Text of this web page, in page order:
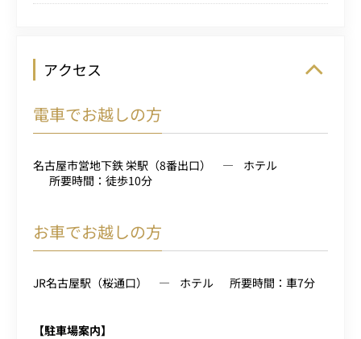
アクセス
電車でお越しの方
名古屋市営地下鉄 栄駅（8番出口）
ホテル
所要時間：徒歩10分
お車でお越しの方
JR名古屋駅（桜通口） ホテル 所要時間：車7分
【駐車場案内】